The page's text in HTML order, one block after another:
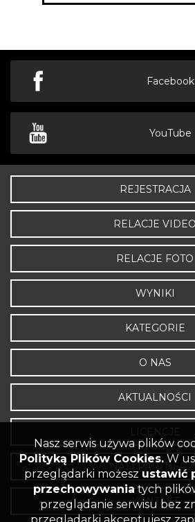
Facebook
YouTube
REJESTRACJA
RELACJE VIDEO
RELACJE FOTO
WYNIKI
KATEGORIE
O NAS
AKTUALNOŚCI
NASI PARTNERZY
KONTAKT
Nasz serwis używa plików
Polityką Plików Cookies.W
przeglądarki możesz ustawić
przechowywania tych
przeglądanie serwisu bez